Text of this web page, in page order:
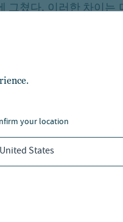
your location
United States
그쳤다. 이러한 차이는
나 하락했을 때 소형
란 분쟁으로 기대 인플
하나로는 미국 소형주
미국 외 매출이 절반을
했다.
주가수익비율(PER)은